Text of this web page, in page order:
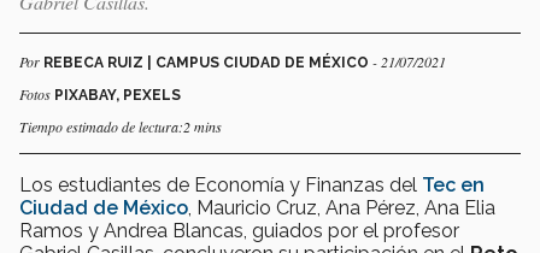
Por REBECA RUIZ | CAMPUS CIUDAD DE MÉXICO - 21/07/2021
Fotos PIXABAY, PEXELS
Tiempo estimado de lectura:2 mins
Los estudiantes de Economía y Finanzas del Tec en
Ciudad de México , Mauricio Cruz, Ana Pérez, Ana Elia
Ramos y Andrea Blancas, guiados por el profesor